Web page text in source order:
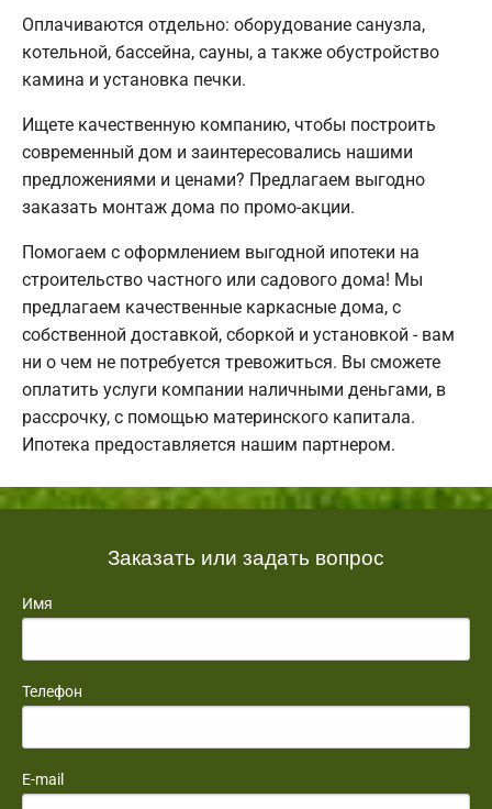
Оплачиваются отдельно: оборудование санузла,
котельной, бассейна, сауны, а также обустройство
камина и установка печки.
Ищете качественную компанию, чтобы построить
современный дом и заинтересовались нашими
предложениями и ценами? Предлагаем выгодно
заказать монтаж дома по промо-акции.
Помогаем с оформлением выгодной ипотеки на
строительство частного или садового дома! Мы
предлагаем качественные каркасные дома, с
собственной доставкой, сборкой и установкой - вам
ни о чем не потребуется тревожиться. Вы сможете
оплатить услуги компании наличными деньгами, в
рассрочку, с помощью материнского капитала.
Ипотека предоставляется нашим партнером.
Заказать или задать вопрос
Имя
Телефон
E-mail